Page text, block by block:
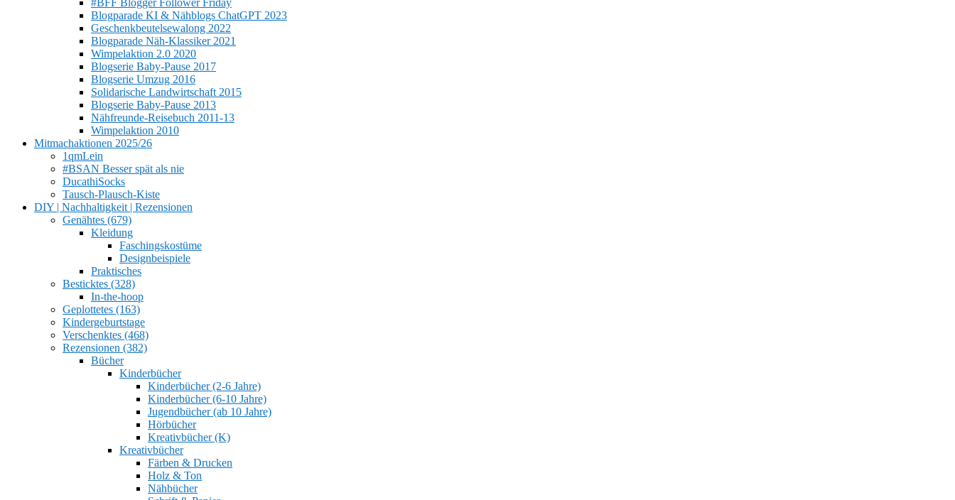
#BFF Blogger Follower Friday
Blogparade KI & Nähblogs ChatGPT 2023
Geschenkbeutelsewalong 2022
Blogparade Näh-Klassiker 2021
Wimpelaktion 2.0 2020
Blogserie Baby-Pause 2017
Blogserie Umzug 2016
Solidarische Landwirtschaft 2015
Blogserie Baby-Pause 2013
Nähfreunde-Reisebuch 2011-13
Wimpelaktion 2010
Mitmachaktionen 2025/26
1qmLein
#BSAN Besser spät als nie
DucathiSocks
Tausch-Plausch-Kiste
DIY | Nachhaltigkeit | Rezensionen
Genähtes (679)
Kleidung
Faschingskostüme
Designbeispiele
Praktisches
Besticktes (328)
In-the-hoop
Geplottetes (163)
Kindergeburtstage
Verschenktes (468)
Rezensionen (382)
Bücher
Kinderbücher
Kinderbücher (2-6 Jahre)
Kinderbücher (6-10 Jahre)
Jugendbücher (ab 10 Jahre)
Hörbücher
Kreativbücher (K)
Kreativbücher
Färben & Drucken
Holz & Ton
Nähbücher